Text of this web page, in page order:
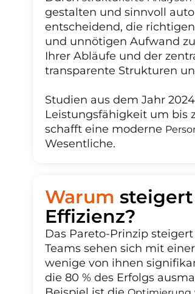
gestalten und sinnvoll
entscheidend, die
und unnötigen Aufwand
Ihrer Abläufe und der
transparente Strukturen
Studien aus dem Jahr
Leistungsfähigkeit um bis
schafft eine moderne
Wesentliche.
Warum steigert
Effizienz?
Das Pareto-Prinzip
Teams sehen sich mit
wenige von ihnen
die 80 % des Erfolgs